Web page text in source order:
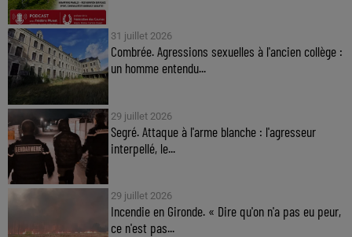
31 juillet 2026
Combrée. Agressions sexuelles à l'ancien collège :
un homme entendu...
29 juillet 2026
Segré. Attaque à l'arme blanche : l'agresseur
interpellé, le...
29 juillet 2026
Incendie en Gironde. « Dire qu'on n'a pas eu peur,
ce n'est pas...